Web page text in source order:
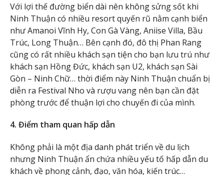
Với lợi thế đường biển dài nên không sửng sốt khi
Ninh Thuận có nhiều resort quyến rũ nằm cạnh biển
như Amanoi Vĩnh Hy, Con Gà Vàng, Aniise Villa, Bầu
Trúc, Long Thuận… Bên cạnh đó, đô thị Phan Rang
cũng có rất nhiều khách sạn tiện cho bạn lưu trú như
khách sạn Hồng Đức, khách sạn U2, khách sạn Sài
Gòn – Ninh Chữ… thời điểm này Ninh Thuận chuẩn bị
diễn ra Festival Nho và rượu vang nên bạn cần đặt
phòng trước để thuận lợi cho chuyến đi của mình.
4. Điểm tham quan hấp dẫn
Không phải là một địa danh phát triển về du lịch
nhưng Ninh Thuận ẩn chứa nhiều yếu tố hấp dẫn du
khách về phong cảnh, đạo, văn hóa, kiến trúc…